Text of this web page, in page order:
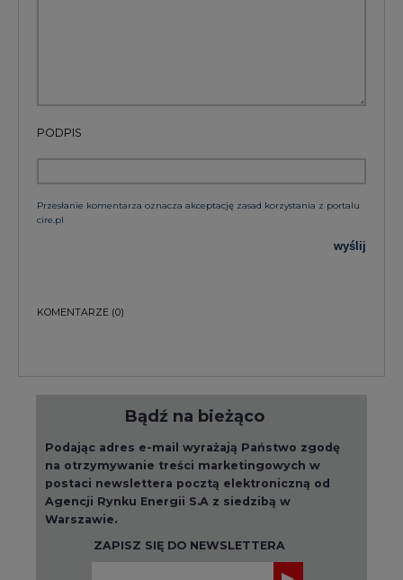
PODPIS
Przesłanie komentarza oznacza akceptację zasad korzystania z portalu
cire.pl
wyślij
KOMENTARZE (0)
Bądź na bieżąco
Podając adres e-mail wyrażają Państwo zgodę
na otrzymywanie treści marketingowych w
postaci newslettera pocztą elektroniczną od
Agencji Rynku Energii S.A z siedzibą w
Warszawie.
ZAPISZ SIĘ DO NEWSLETTERA